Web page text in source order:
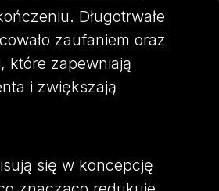
Długotrwałe
zaufaniem oraz
które zapewniają
i zwiększają
się w koncepcję